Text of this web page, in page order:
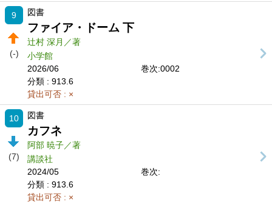
9
(-)
図書
ファイア・ドーム 下
辻村 深月／著
小学館
2026/06
巻次:0002
分類 : 913.6
貸出可否 : ×
10
(7)
図書
カフネ
阿部 暁子／著
講談社
2024/05
巻次:
分類 : 913.6
貸出可否 : ×